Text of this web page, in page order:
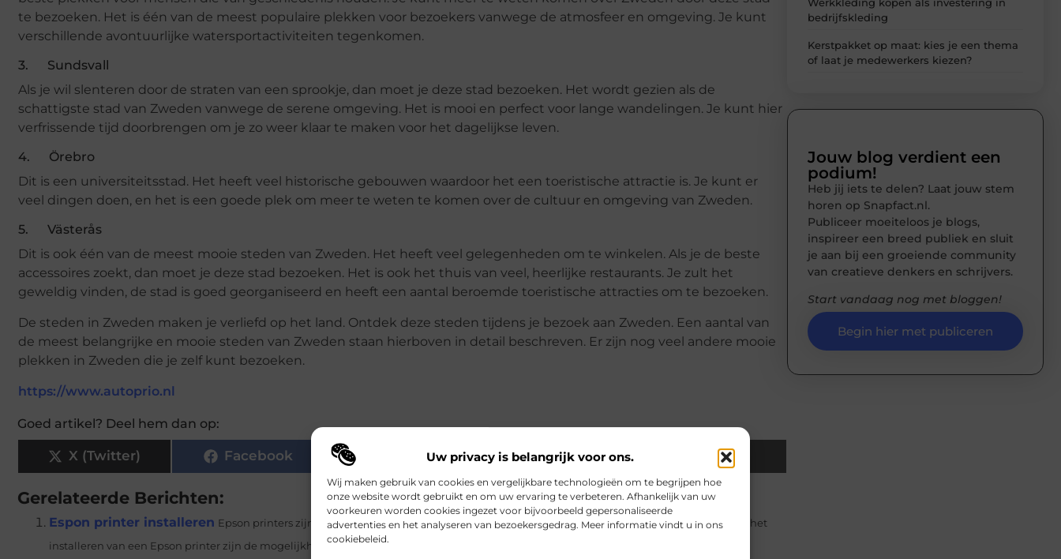
Uw privacy is belangrijk voor ons.
Wij maken gebruik van cookies en vergelijkbare technologieën om te begrijpen hoe
onze website wordt gebruikt en om uw ervaring te verbeteren. Afhankelijk van uw
voorkeuren worden cookies ingezet voor bijvoorbeeld gepersonaliseerde
advertenties en het analyseren van bezoekersgedrag. Meer informatie vindt u in ons
cookiebeleid.
te bezoeken. Het is één van de meest populaire plekken voor bezoekers vanwege de atmosfeer en omgeving. Je kunt
verschillende avontuurlijke watersportactiviteiten tegenkomen.
3. Sundsvall
Als je wil slenteren door de straten van een sprookje, dan moet je deze stad bezoeken. Het wordt gezien als de
schattigste stad van Zweden vanwege de serene omgeving. Het is mooi en perfect voor lange wandelingen. Je kunt hier
verfrissende tijd doorbrengen om je zo weer klaar te maken voor het dagelijkse leven.
4. Örebro
Dit is een universiteitsstad. Het heeft veel historische gebouwen waardoor het een toeristische attractie is. Je kunt er
veel dingen doen, en het is een goede plek om meer te weten te komen over de cultuur en omgeving van Zweden.
5. Västerås
Dit is ook één van de meest mooie steden van Zweden. Het heeft veel gelegenheden om te winkelen. Als je de beste
accessoires zoekt, dan moet je deze stad bezoeken. Het is ook het thuis van veel, heerlijke restaurants. Je zult het
geweldig vinden, de stad is goed georganiseerd en heeft een aantal beroemde toeristische attracties om te bezoeken.
De steden in Zweden maken je verliefd op het land. Ontdek deze steden tijdens je bezoek aan Zweden. Een aantal van
de meest belangrijke en mooie steden van Zweden staan hierboven in detail beschreven. Er zijn nog veel andere mooie
plekken in Zweden die je zelf kunt bezoeken.
https://www.autoprio.nl
Goed artikel? Deel hem dan op:
X (Twitter) Facebook Pinterest LinkedIn Email
Gerelateerde Berichten:
Espon printer installeren Epson printers zijn veelzijdig en bieden veel functies die gebruikers aanspreken. Enkele voordelen van het
installeren van een Epson printer zijn de mogelijkheid om vanaf...
bedrijfskleding
Kerstpakket op maat: kies je een thema
of laat je medewerkers kiezen?
Jouw blog verdient een
podium!
Heb jij iets te delen? Laat jouw stem
horen op Snapfact.nl.
Publiceer moeiteloos je blogs,
inspireer een breed publiek en sluit
je aan bij een groeiende community
van creatieve denkers en schrijvers.
Start vandaag nog met bloggen!
Begin hier met publiceren